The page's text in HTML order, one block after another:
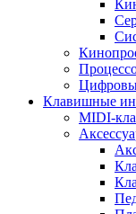
Клавишные
MIDI-